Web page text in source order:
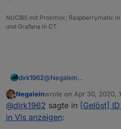
Fritz-Script
NUC8i5 mit Proxmox; Raspberrymatic
und Grafana in CT.
dirk1962@Negalein
Ansicht mit Fritz und eine
Hast Du die
gemacht?
Bei mir sieht es nämlich
Offline
Negaleinwrote on Apr 30, 2020,
last edited by
@dirk1962 sagte in [Gelöst]
in Vis anzeigen: